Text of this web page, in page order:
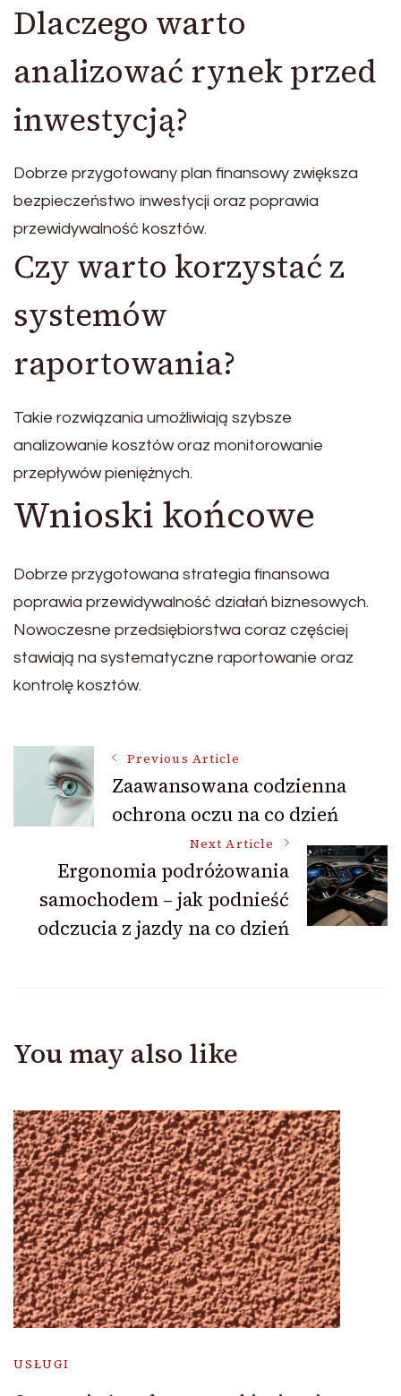
Dlaczego warto
analizować rynek przed
inwestycją?
Dobrze przygotowany plan finansowy zwiększa
bezpieczeństwo inwestycji oraz poprawia
przewidywalność kosztów.
Czy warto korzystać z
systemów
raportowania?
Takie rozwiązania umożliwiają szybsze
analizowanie kosztów oraz monitorowanie
przepływów pieniężnych.
Wnioski końcowe
Dobrze przygotowana strategia finansowa
poprawia przewidywalność działań biznesowych.
Nowoczesne przedsiębiorstwa coraz częściej
stawiają na systematyczne raportowanie oraz
kontrolę kosztów.
Post
Navigation
Previous Article
Zaawansowana codzienna
ochrona oczu na co dzień
Next Article
Ergonomia podróżowania
samochodem – jak podnieść
odczucia z jazdy na co dzień
You may also like
USŁUGI